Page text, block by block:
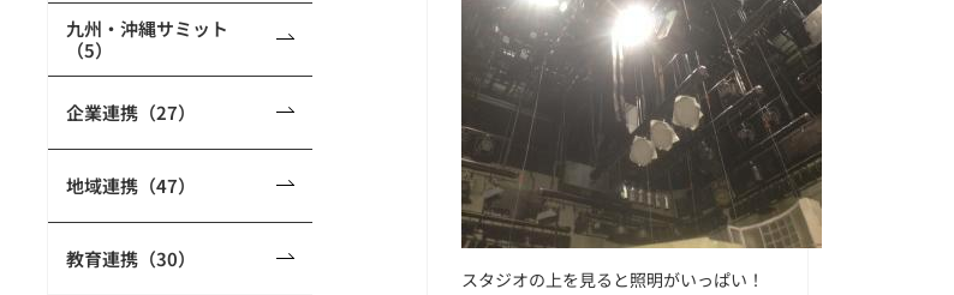
九州・沖縄サミット
（5）
企業連携（27）
地域連携（47）
教育連携（30）
スタジオの上を見ると照明がいっぱい！